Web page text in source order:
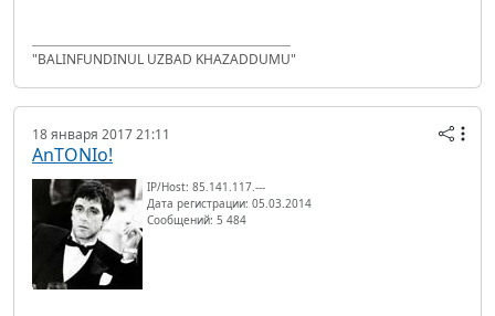
"BALINFUNDINUL UZBAD KHAZADDUMU"
18 января 2017 21:11
AnTONIo!
IP/Host: 85.141.117.---
Дата регистрации: 05.03.2014
Сообщений: 5 484